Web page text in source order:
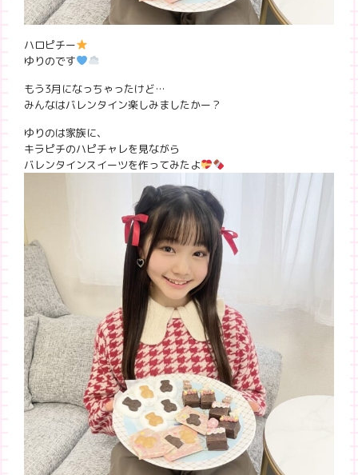
ハロピチー
ゆりのです
もう3月になっちゃったけど…
みんなはバレンタイン楽しみましたかー？
ゆりのは家族に、
キラピチのハピチャレを見ながら
バレンタインスイーツを作ってみたよ